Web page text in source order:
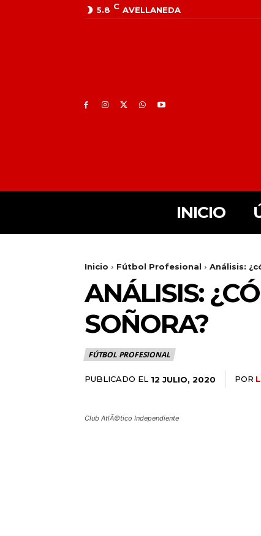
5.8 C AVELLANEDA
INICIO
Inicio Fútbol Profesional Análisis:
ANÁLISIS:
SOÑORA?
FÚTBOL PROFESIONAL
PUBLICADO EL 12 JULIO, 2020 POR
Club AtlÃ©tico Independiente